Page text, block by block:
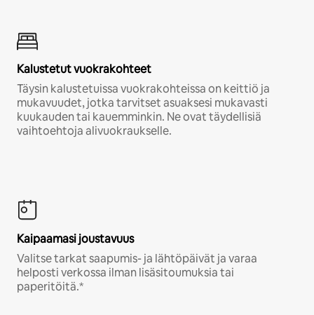
Kalustetut vuokrakohteet
Täysin kalustetuissa vuokrakohteissa on keittiö ja
mukavuudet, jotka tarvitset asuaksesi mukavasti
kuukauden tai kauemminkin. Ne ovat täydellisiä
vaihtoehtoja alivuokraukselle.
Kaipaamasi joustavuus
Valitse tarkat saapumis- ja lähtöpäivät ja varaa
helposti verkossa ilman lisäsitoumuksia tai
paperitöitä.*